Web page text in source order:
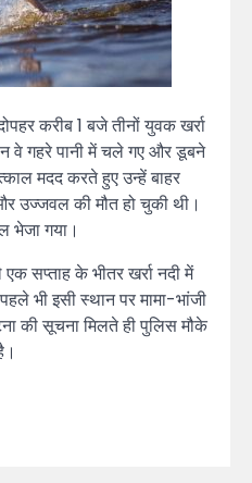
करीब 1 बजे तीनों युवक खर्रा
वे गहरे पानी में चले गए और डूबने
मदद करते हुए उन्हें बाहर
उज्जवल की मौत हो चुकी थी।
भेजा गया।
सप्ताह के भीतर खर्रा नदी में
भी इसी स्थान पर मामा-भांजी
की सूचना मिलते ही पुलिस मौके